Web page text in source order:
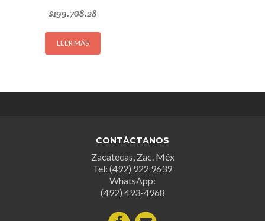
$199,708.28
LEER MÁS
CONTÁCTANOS
Zacatecas, Zac. Méx
Tel: (492) 922 9639
WhatsApp:
(492) 493-4968